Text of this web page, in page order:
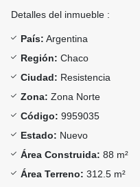
Detalles del inmueble :
País: Argentina
Región: Chaco
Ciudad: Resistencia
Zona: Zona Norte
Código: 9959035
Estado: Nuevo
Área Construida: 88 m²
Área Terreno: 312.5 m²